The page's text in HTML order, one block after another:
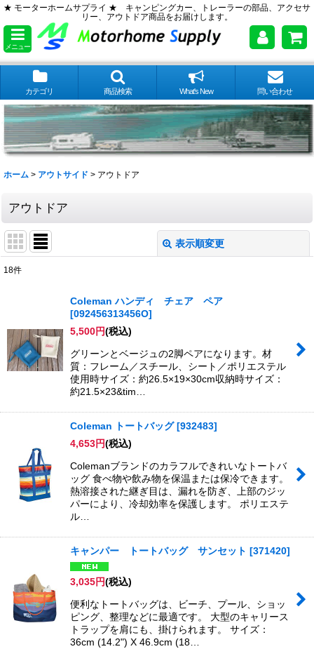
★ モーターホームサプライ ★ キャンピングカー、トレーラーの部品、アクセサ
リー、アウトドア商品をお届けします。
メニュー
カテゴリ 商品検索 What's New 問い合わせ
ホーム > アウトサイド > アウトドア
アウトドア
表示順変更
絞り込む
18件
Coleman ハンディ チェア ペア
[092456313456O]
5,500円(税込)
グリーンとベージュの2脚ペアになります。材
質：フレーム／スチール、シート／ポリエステル
使用時サイズ：約26.5×19×30cm収納時サイズ：
約21.5×23&tim…
Coleman トートバッグ [932483]
4,653円(税込)
Colemanブランドのカラフルできれいなトートバ
ッグ 食べ物や飲み物を保温または保冷できます。
熱溶接された継ぎ目は、漏れを防ぎ、上部のジッ
パーにより、冷却効率を保護します。 ポリエステ
ル…
キャンパー トートバッグ サンセット [371420]
3,035円(税込)
便利なトートバッグは、ビーチ、プール、ショッ
ピング、整理などに最適です。 大型のキャリース
トラップを肩にも、掛けられます。 サイズ：
36cm (14.2") X 46.9cm (18…